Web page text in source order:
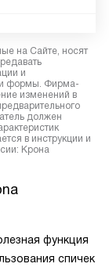
на Сайте, носят
и
и формы. Фирма-
изменений в
должен
в инструкции и
Крона
функция
спичек